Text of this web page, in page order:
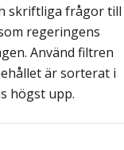
skriftliga frågor till
regeringens
Använd filtren
är sorterat i
högst upp.